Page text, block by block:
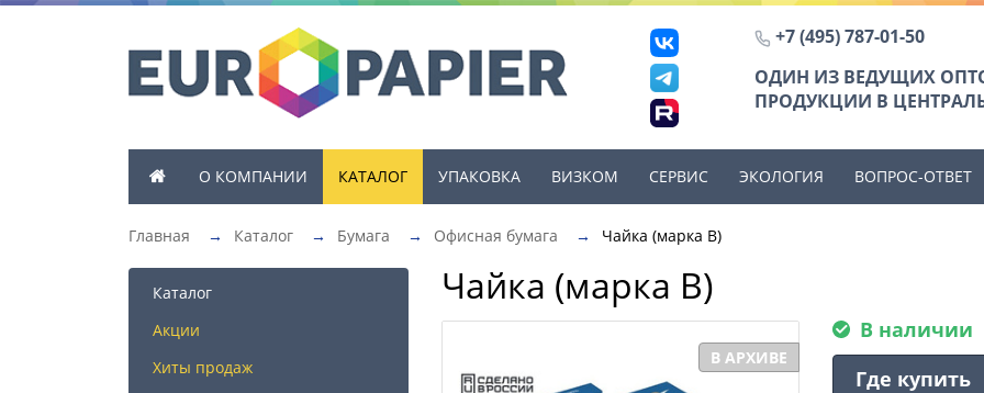
+7 (495) 787-01-50
ОДИН ИЗ ВЕДУЩИХ
ПРОДУКЦИИ В
О КОМПАНИИ КАТАЛОГ УПАКОВКА ВИЗКОМ СЕРВИС ЭКОЛОГИЯ ВОПРОС-ОТВЕТ
Главная → Каталог → Бумага → Офисная бумага → Чайка (марка B)
Каталог
Акции
Хиты продаж
Чайка (марка B)
В АРХИВЕ
В наличии
Где купить